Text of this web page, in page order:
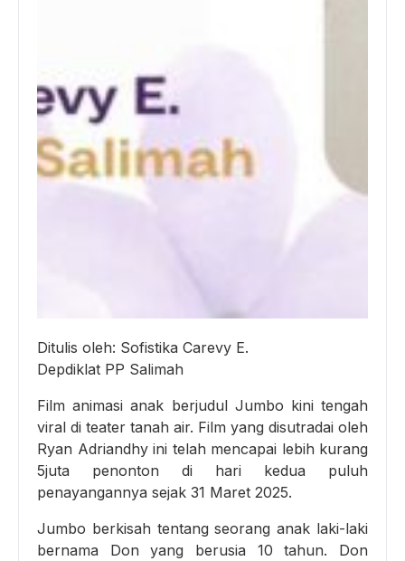
Ditulis oleh: Sofistika Carevy E.
Depdiklat PP Salimah
Film animasi anak berjudul Jumbo kini tengah
viral di teater tanah air. Film yang disutradai oleh
Ryan Adriandhy ini telah mencapai lebih kurang
5juta penonton di hari kedua puluh
penayangannya sejak 31 Maret 2025.
Jumbo berkisah tentang seorang anak laki-laki
bernama Don yang berusia 10 tahun. Don